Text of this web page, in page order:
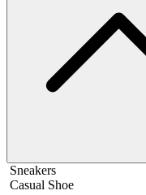
Sneakers
Casual Shoe